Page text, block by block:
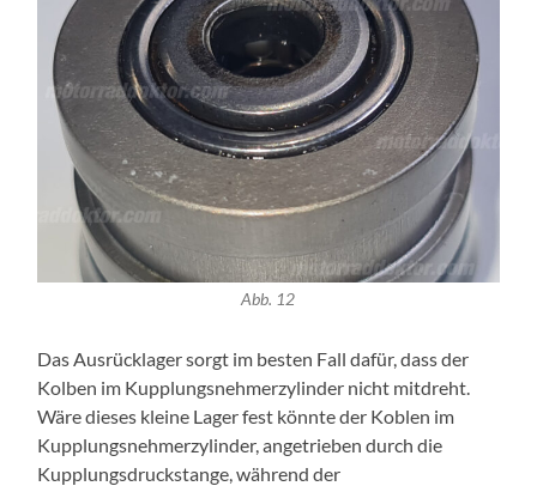
Abb. 12
Das Ausrücklager sorgt im besten Fall dafür, dass der
Kolben im Kupplungsnehmerzylinder nicht mitdreht.
Wäre dieses kleine Lager fest könnte der Koblen im
Kupplungsnehmerzylinder, angetrieben durch die
Kupplungsdruckstange, während der